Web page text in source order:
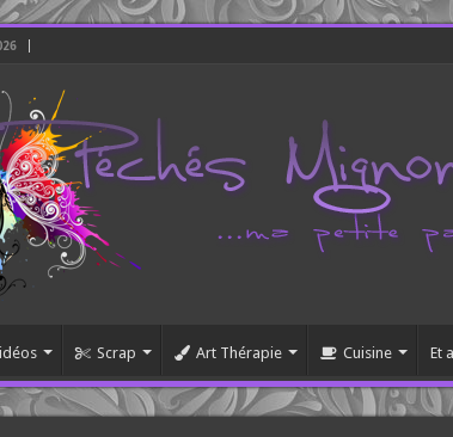
Scrap Art Thérapie Cuisine Et